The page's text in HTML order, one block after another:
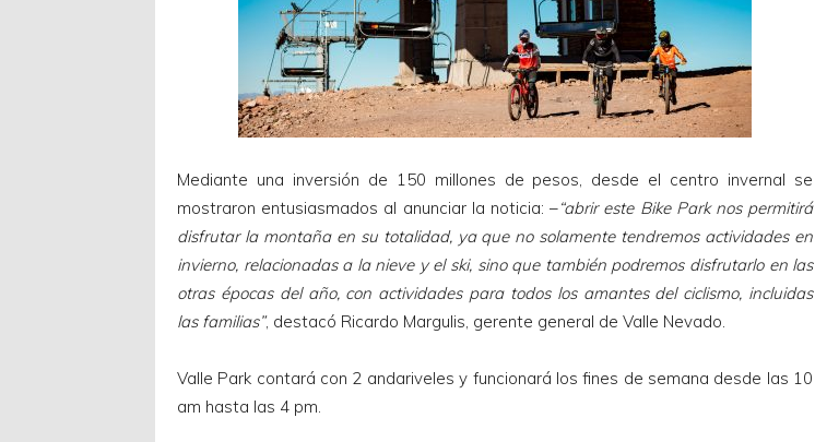
Mediante una inversión de 150 millones de pesos, desde el centro invernal se
mostraron entusiasmados al anunciar la noticia: –“abrir este Bike Park nos permitirá
disfrutar la montaña en su totalidad, ya que no solamente tendremos actividades en
invierno, relacionadas a la nieve y el ski, sino que también podremos disfrutarlo en las
otras épocas del año, con actividades para todos los amantes del ciclismo, incluidas
las familias”, destacó Ricardo Margulis, gerente general de Valle Nevado.
Valle Park contará con 2 andariveles y funcionará los fines de semana desde las 10
am hasta las 4 pm.